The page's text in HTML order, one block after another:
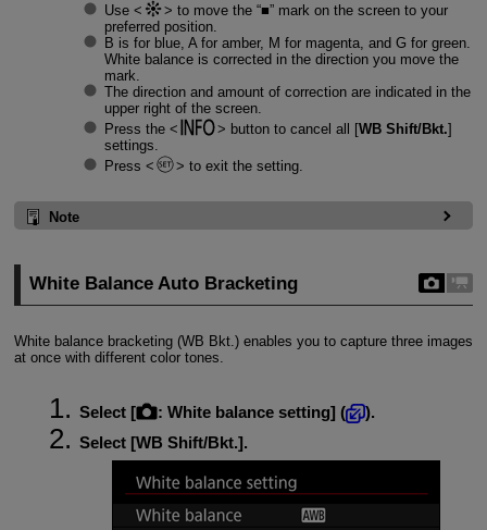
Use
to move the “■” mark on the screen to your
preferred position.
B is for blue, A for amber, M for magenta, and G for green.
White balance is corrected in the direction you move the
mark.
The direction and amount of correction are indicated in the
upper right of the screen.
Press the
button to cancel all [WB Shift/Bkt.]
settings.
Press
to exit the setting.
Note
White Balance Auto Bracketing
White balance bracketing (WB Bkt.) enables you to capture three images
at once with different color tones.
Select [ : White balance setting] (
).
Select [WB Shift/Bkt.].